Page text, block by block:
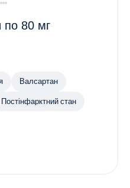
по 80 мг
Валсартан
Постінфарктний стан